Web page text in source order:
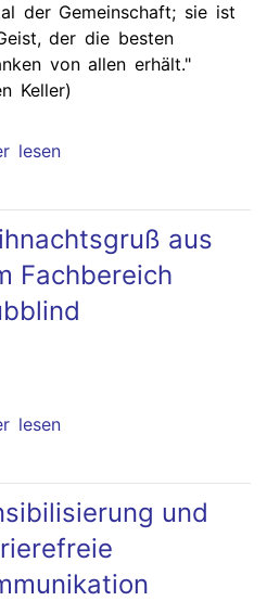
der Gemeinschaft; sie ist
der die besten
von allen erhält."
Keller)
lesen
aus
Fachbereich
lesen
und